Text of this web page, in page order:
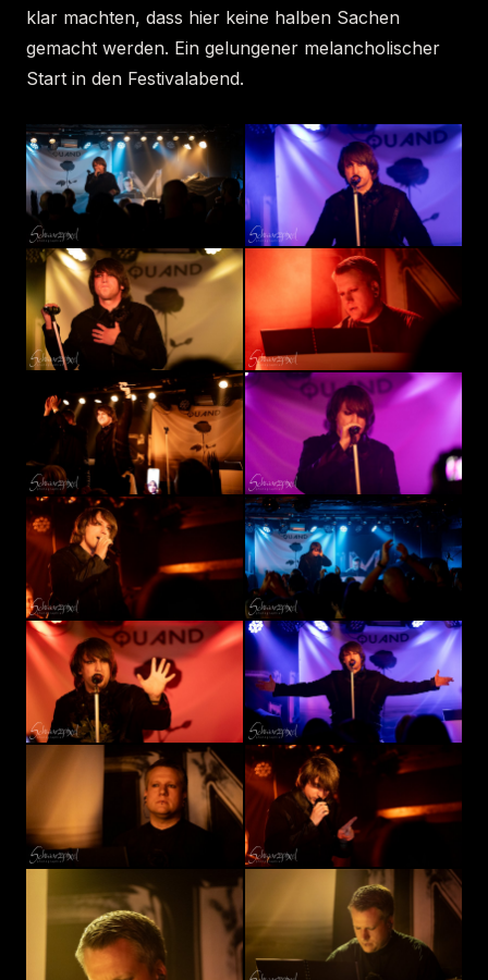
klar machten, dass hier keine halben Sachen
gemacht werden. Ein gelungener melancholischer
Start in den Festivalabend.